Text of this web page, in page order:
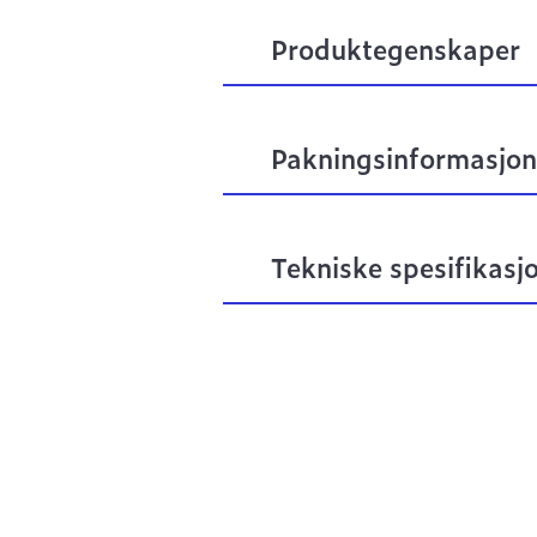
Produktegenskaper
Pakningsinformasjon
Tekniske